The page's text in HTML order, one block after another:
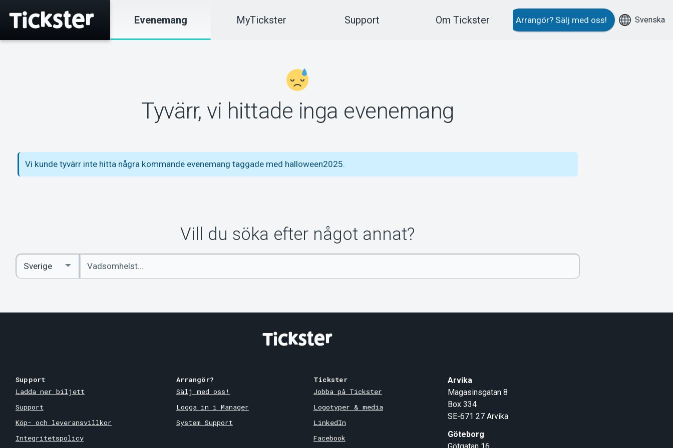
Evenemang MyTickster Support Om Tickster Arrangör? Sälj med oss! Svenska
Tyvärr, vi hittade inga evenemang
Vi kunde tyvärr inte hitta några kommande evenemang taggade med halloween2025.
Vill du söka efter något annat?
Ange
sökord
Select
Country
Support
Ladda ner biljett
Support
Köp- och leveransvillkor
Integritetspolicy
Arrangör?
Sälj med oss!
Logga in i Manager
System Support
Tickster
Jobba på Tickster
Logotyper & media
LinkedIn
Facebook
Arvika
Magasinsgatan 8
Box 334
SE-671 27 Arvika
Göteborg